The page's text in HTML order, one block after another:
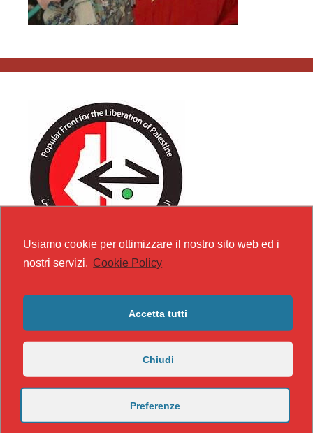
Usiamo cookie per ottimizzare il nostro sito web ed i
nostri servizi. Cookie Policy
Accetta tutti
Chiudi
Preferenze